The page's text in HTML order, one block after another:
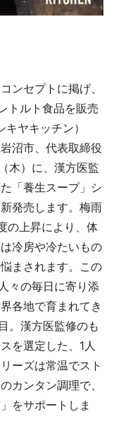
ンセプトに掲げ、
トルト食品を販売
ヤキッチン）
沼市、代表取締役
木）に、漢方医監
「養生スープ」シ
発売します。梅雨
の上昇により、体
冷房や冷たいもの
まされます。この
々の毎日に寄り添
各地で育まれてき
。漢方医監修のも
を選定した、1人
ーズは常温でスト
カンタン調理で、
をサポートしま